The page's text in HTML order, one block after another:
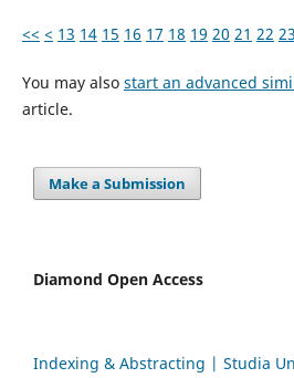
<< < 13 14 15 16 17 18 19 20 21 22 23
You may also start an advanced
article.
Make a Submission
Diamond Open Access
Indexing & Abstracting | Studia